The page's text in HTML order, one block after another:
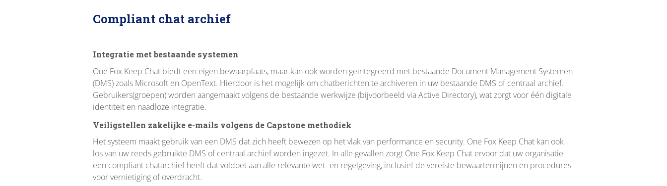
t
Compliant chat archief
Integratie met bestaande systemen
One Fox Keep Chat biedt een eigen bewaarplaats, maar kan ook worden geïntegreerd met bestaande Document Management Systemen
(DMS) zoals Microsoft en OpenText. Hierdoor is het mogelijk om chatberichten te archiveren in uw bestaande DMS of centraal archief.
Gebruikers(groepen) worden aangemaakt volgens de bestaande werkwijze (bijvoorbeeld via Active Directory), wat zorgt voor één digitale
identiteit en naadloze integratie.
Veiligstellen zakelijke e-mails volgens de Capstone methodiek
Het systeem maakt gebruik van een DMS dat zich heeft bewezen op het vlak van performance en security. One Fox Keep Chat kan ook
los van uw reeds gebruikte DMS of centraal archief worden ingezet. In alle gevallen zorgt One Fox Keep Chat ervoor dat uw organisatie
een compliant chatarchief heeft dat voldoet aan alle relevante wet- en regelgeving, inclusief de vereiste bewaartermijnen en procedures
voor vernietiging of overdracht.